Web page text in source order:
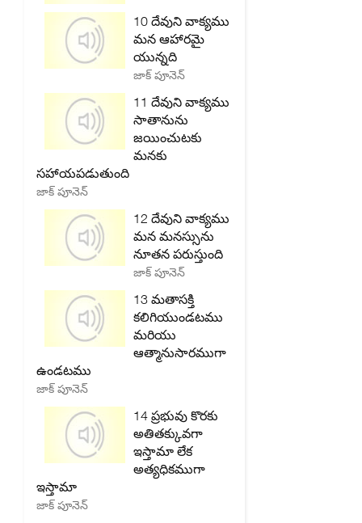
10 దేవుని వాక్యము
మన ఆహారమై
యున్నది
జాక్ పూనెన్
11 దేవుని వాక్యము
సాతానును
జయించుటకు
మనకు
సహాయపడుతుంది
జాక్ పూనెన్
12 దేవుని వాక్యము
మన మనస్సును
నూతన పరుస్తుంది
జాక్ పూనెన్
13 మతాసక్తి
కలిగియుండటము
మరియు
ఆత్మానుసారముగా
ఉండటము
జాక్ పూనెన్
14 ప్రభువు కొరకు
అతితక్కువగా
ఇస్తామా లేక
అత్యధికముగా
ఇస్తామా
జాక్ పూనెన్